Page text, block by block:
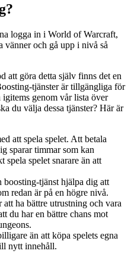
logga in i World of Warcraft,
vänner och gå upp i nivå så
att göra detta själv finns det en
tjänster är tillgängliga för
genom vår lista över
du välja dessa tjänster? Här är
att spela spelet. Att betala
sparar timmar som kan
spela spelet snarare än att
tjänst hjälpa dig att
redan är på en högre nivå.
ha bättre utrustning och vara
du har en bättre chans mot
än att köpa spelets egna
nytt innehåll.